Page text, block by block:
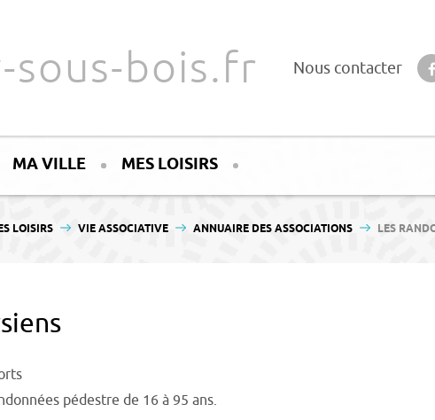
sous-bois.fr Nous contacter
MA VILLE MES LOISIRS
LOISIRS VIE ASSOCIATIVE ANNUAIRE DES ASSOCIATIONS LES
pédestre de 16 à 95 ans.